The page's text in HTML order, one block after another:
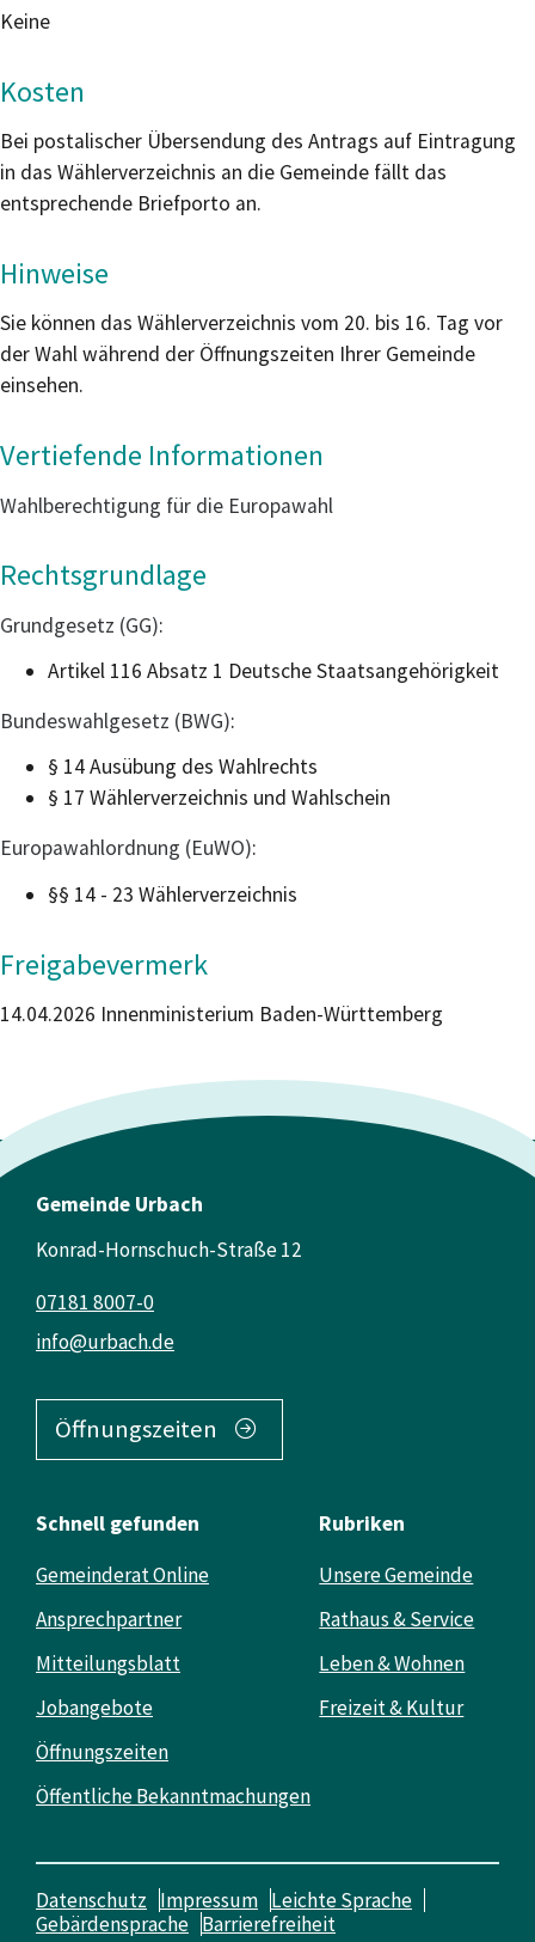
Keine
Kosten
Bei postalischer Übersendung des Antrags auf Eintragung
in das Wählerverzeichnis an die Gemeinde fällt das
entsprechende Briefporto an.
Hinweise
Sie können das Wählerverzeichnis vom 20. bis 16. Tag vor
der Wahl während der Öffnungszeiten Ihrer Gemeinde
einsehen.
Vertiefende Informationen
Wahlberechtigung für die Europawahl
Rechtsgrundlage
Grundgesetz (GG):
Artikel 116 Absatz 1 Deutsche Staatsangehörigkeit
Bundeswahlgesetz (BWG):
§ 14 Ausübung des Wahlrechts
§ 17 Wählerverzeichnis und Wahlschein
Europawahlordnung (EuWO):
§§ 14 - 23 Wählerverzeichnis
Freigabevermerk
14.04.2026 Innenministerium Baden-Württemberg
Gemeinde Urbach
Konrad-Hornschuch-Straße 12
info@urbach.de
07181 8007-0
Öffnungszeiten
Schnell gefunden
Gemeinderat Online
Ansprechpartner
Mitteilungsblatt
Jobangebote
Öffnungszeiten
Öffentliche Bekanntmachungen
Rubriken
Unsere Gemeinde
Rathaus & Service
Leben & Wohnen
Freizeit & Kultur
Datenschutz Impressum Leichte Sprache
Gebärdensprache Barrierefreiheit